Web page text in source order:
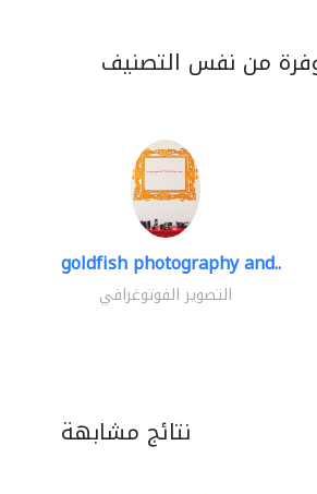
من نفس التصنيف
goldfish photography and..
التصوير الفوتوغرافي
نتائج مشابهة